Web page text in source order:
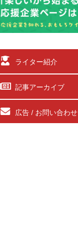
ライター紹介
記事アーカイブ
広告 / お問い合わせ